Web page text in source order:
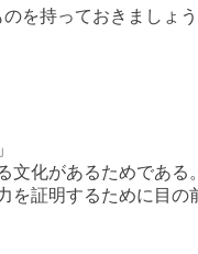
を持っておきましょう
文化があるためである
証明するために目の